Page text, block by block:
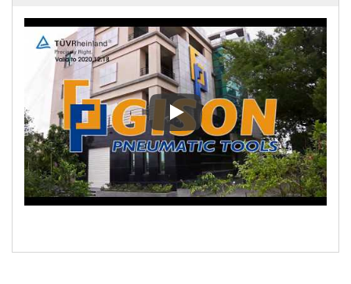
研究開発設計